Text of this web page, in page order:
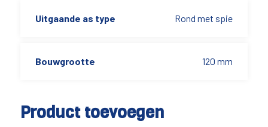
Product toevoegen
Uitgaande as type Rond met spie
Bouwgrootte 120 mm